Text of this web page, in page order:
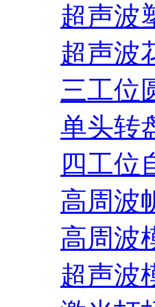
超声波
超声波
三工位
单头转
四工位
高周波
高周波
超声波